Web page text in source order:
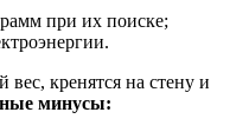
при их поиске;
кренятся на стену и
минусы: